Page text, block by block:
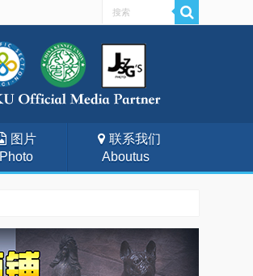
图片
Photo
联系我们
Aboutus